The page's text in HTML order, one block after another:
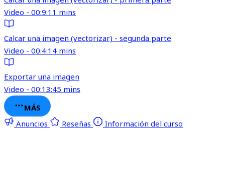
Video - 00:9:11 mins
Calcar una imagen (vectorizar) - segunda parte
Video - 00:4:14 mins
Exportar una imagen
Video - 00:13:45 mins
MÁS
Anuncios
Reseñas Información del curso